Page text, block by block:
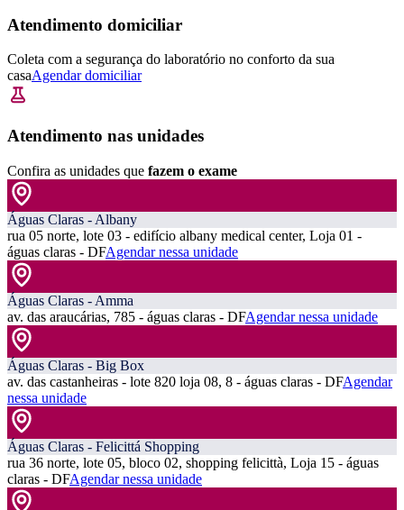
Atendimento domiciliar
Coleta com a segurança do laboratório no conforto da sua
casaAgendar domiciliar
Atendimento nas unidades
Confira as unidades que fazem o exame
Águas Claras - Albany
rua 05 norte, lote 03 - edifício albany medical center, Loja 01 -
águas claras - DFAgendar nessa unidade
Águas Claras - Amma
av. das araucárias, 785 - águas claras - DFAgendar nessa unidade
Águas Claras - Big Box
av. das castanheiras - lote 820 loja 08, 8 - águas claras - DFAgendar
nessa unidade
Águas Claras - Felicittá Shopping
rua 36 norte, lote 05, bloco 02, shopping felicittà, Loja 15 - águas
claras - DFAgendar nessa unidade